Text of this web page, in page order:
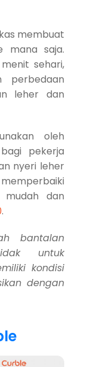
membuat
mana saja.
sehari,
perbedaan
leher dan
oleh
pekerja
nyeri leher
dan
.
bantalan
untuk
kondisi
dengan